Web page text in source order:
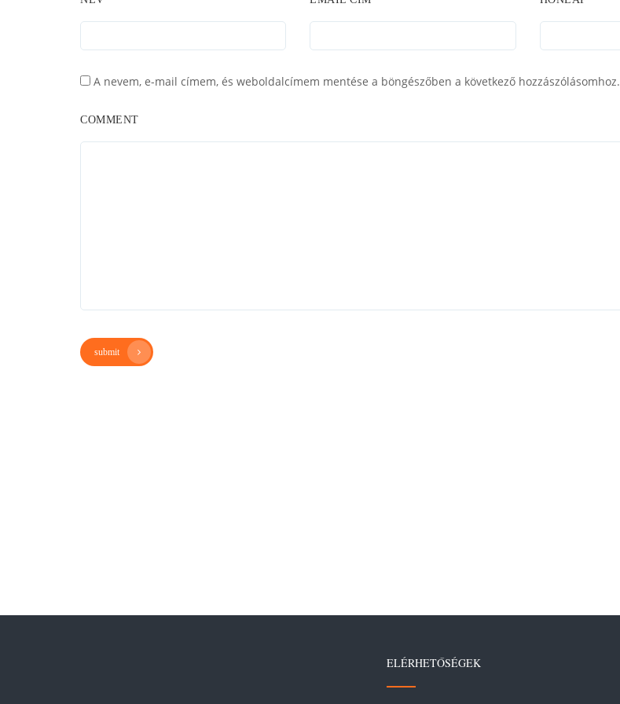
A nevem, e-mail címem, és weboldalcímem mentése a böngészőben a következő hozzászólásomhoz.
COMMENT
submit
ELÉRHETŐSÉGEK